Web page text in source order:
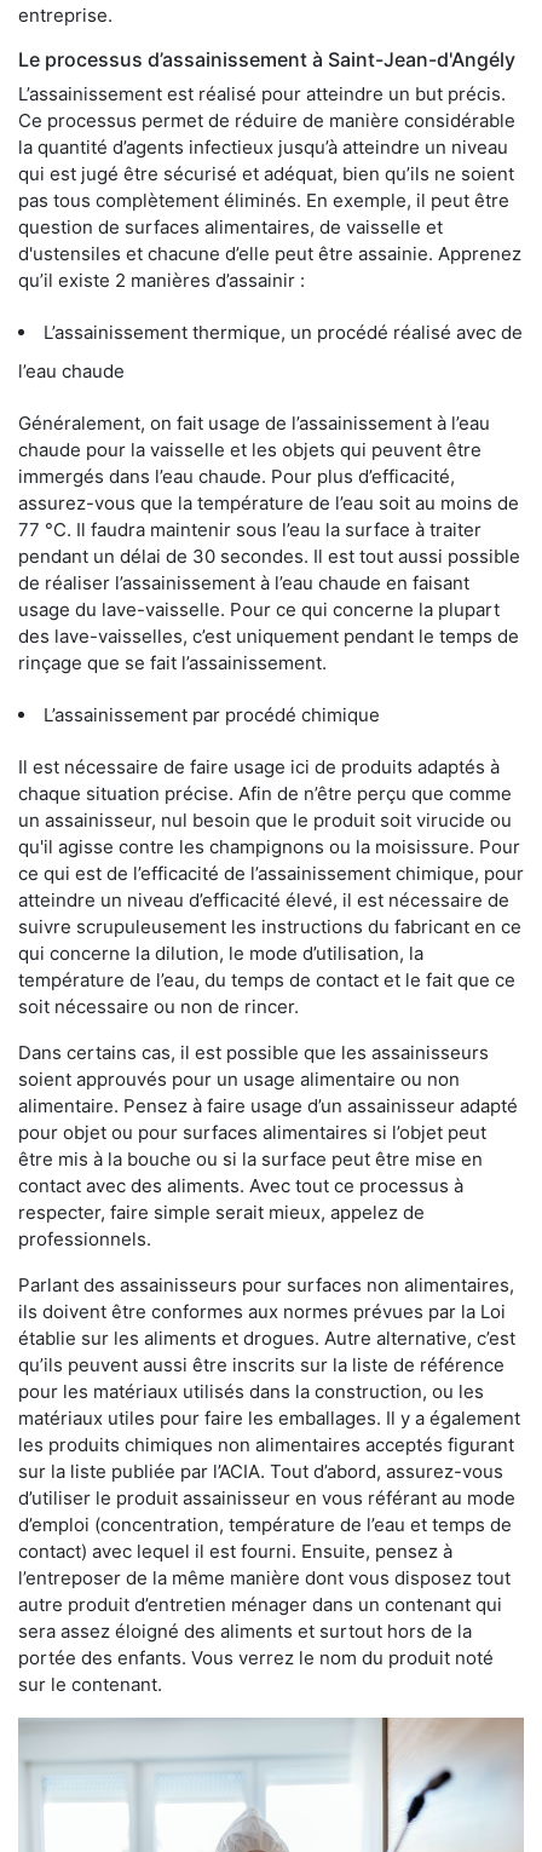
entreprise.
Le processus d’assainissement à Saint-Jean-d'Angély
L’assainissement est réalisé pour atteindre un but précis.
Ce processus permet de réduire de manière considérable
la quantité d’agents infectieux jusqu’à atteindre un niveau
qui est jugé être sécurisé et adéquat, bien qu’ils ne soient
pas tous complètement éliminés. En exemple, il peut être
question de surfaces alimentaires, de vaisselle et
d'ustensiles et chacune d’elle peut être assainie. Apprenez
qu’il existe 2 manières d’assainir :
L’assainissement thermique, un procédé réalisé avec de
l’eau chaude
Généralement, on fait usage de l’assainissement à l’eau
chaude pour la vaisselle et les objets qui peuvent être
immergés dans l’eau chaude. Pour plus d’efficacité,
assurez-vous que la température de l’eau soit au moins de
77 °C. Il faudra maintenir sous l’eau la surface à traiter
pendant un délai de 30 secondes. Il est tout aussi possible
de réaliser l’assainissement à l’eau chaude en faisant
usage du lave-vaisselle. Pour ce qui concerne la plupart
des lave-vaisselles, c’est uniquement pendant le temps de
rinçage que se fait l’assainissement.
L’assainissement par procédé chimique
Il est nécessaire de faire usage ici de produits adaptés à
chaque situation précise. Afin de n’être perçu que comme
un assainisseur, nul besoin que le produit soit virucide ou
qu'il agisse contre les champignons ou la moisissure. Pour
ce qui est de l’efficacité de l’assainissement chimique, pour
atteindre un niveau d’efficacité élevé, il est nécessaire de
suivre scrupuleusement les instructions du fabricant en ce
qui concerne la dilution, le mode d’utilisation, la
température de l’eau, du temps de contact et le fait que ce
soit nécessaire ou non de rincer.
Dans certains cas, il est possible que les assainisseurs
soient approuvés pour un usage alimentaire ou non
alimentaire. Pensez à faire usage d’un assainisseur adapté
pour objet ou pour surfaces alimentaires si l’objet peut
être mis à la bouche ou si la surface peut être mise en
contact avec des aliments. Avec tout ce processus à
respecter, faire simple serait mieux, appelez de
professionnels.
Parlant des assainisseurs pour surfaces non alimentaires,
ils doivent être conformes aux normes prévues par la Loi
établie sur les aliments et drogues. Autre alternative, c’est
qu’ils peuvent aussi être inscrits sur la liste de référence
pour les matériaux utilisés dans la construction, ou les
matériaux utiles pour faire les emballages. Il y a également
les produits chimiques non alimentaires acceptés figurant
sur la liste publiée par l’ACIA. Tout d’abord, assurez-vous
d’utiliser le produit assainisseur en vous référant au mode
d’emploi (concentration, température de l’eau et temps de
contact) avec lequel il est fourni. Ensuite, pensez à
l’entreposer de la même manière dont vous disposez tout
autre produit d’entretien ménager dans un contenant qui
sera assez éloigné des aliments et surtout hors de la
portée des enfants. Vous verrez le nom du produit noté
sur le contenant.